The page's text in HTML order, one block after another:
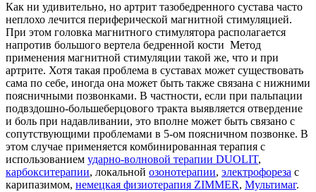
Как ни удивительно, но артрит тазобедренного сустава часто
неплохо лечится периферической магнитной стимуляцией.
При этом головка магнитного стимулятора располагается
напротив большого вертела бедренной кости Метод
применения магнитной стимуляции такой же, что и при
артрите. Хотя такая проблема в суставах может существовать
сама по себе, иногда она может быть также связана с нижними
поясничными позвонками. В частности, если при пальпации
подвздошно-большеберцового тракта выявляется отвердение
и боль при надавливании, это вполне может быть связано с
сопутствующими проблемами в 5-ом поясничном позвонке. В
этом случае применяется комбинированная терапия с
использованием ударно-волновой терапии DUOLIT,
карбокситерапии, локальной озонотерапии, электрофореза с
карипазимом, немецкая физиотерапия ZIMMER, Мультимаг.